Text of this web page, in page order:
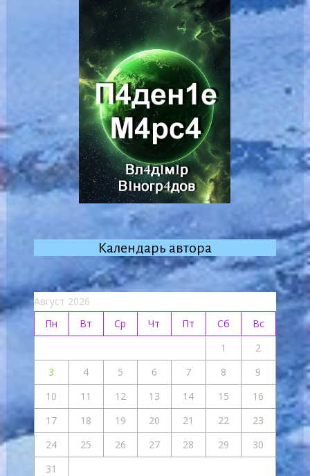
Календарь автора
Август 2026
Пн
Вт Ср Чт Пт Сб
Вс
1
2
3
4 5 6 7 8
9
10
11 12 13 14 15
16
17
18 19 20 21 22
23
24
25 26 27 28 29
30
31